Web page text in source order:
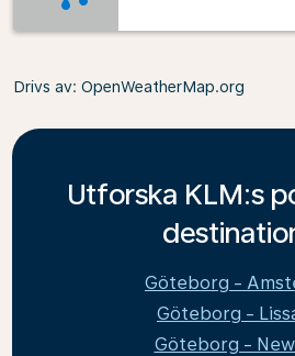
Drivs av: OpenWeatherMap.org
Utforska KLM:s
Göteborg -
Göteborg -
Göteborg -